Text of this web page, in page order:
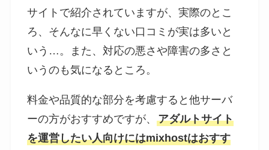
サイトで紹介されていますが、実際のとこ
ろ、そんなに早くない口コミが実は多いと
いう…。また、対応の悪さや障害の多さと
いうのも気になるところ。
料金や品質的な部分を考慮すると他サーバ
ーの方がおすすめですが、 アダルトサイト
を運営したい人向けにはmixhostはおすす